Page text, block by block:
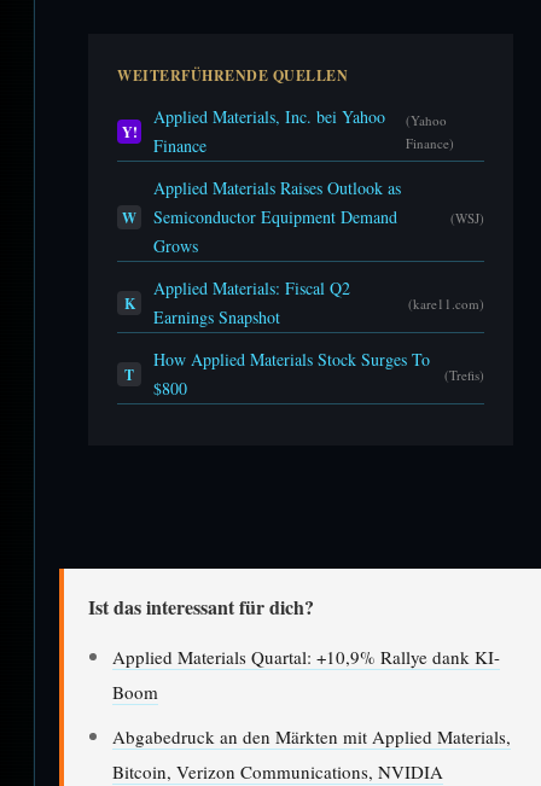
WEITERFÜHRENDE QUELLEN
Y!
Applied Materials, Inc. bei Yahoo
Finance
(Yahoo
Finance)
W
Applied Materials Raises Outlook as
Semiconductor Equipment Demand
Grows
(WSJ)
K
Applied Materials: Fiscal Q2
Earnings Snapshot
(kare11.com)
T
How Applied Materials Stock Surges To
$800
(Trefis)
Ist das interessant für dich?
Applied Materials Quartal: +10,9% Rallye dank KI-
Boom
Abgabedruck an den Märkten mit Applied Materials,
Bitcoin, Verizon Communications, NVIDIA